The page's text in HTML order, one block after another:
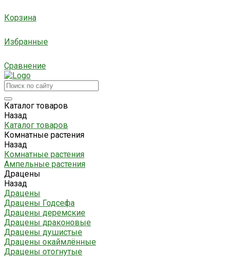
Корзина
Избранные
Сравнение
Каталог товаров
Назад
Каталог товаров
Комнатные растения
Назад
Комнатные растения
Ампельные растения
Драцены
Назад
Драцены
Драцены Годсефа
Драцены деремские
Драцены драконовые
Драцены душистые
Драцены окаймлённые
Драцены отогнутые